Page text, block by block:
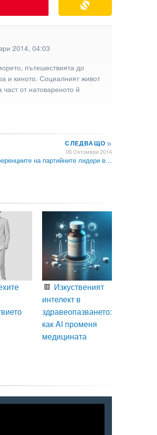
2014, 04:03
пътешествията до
и киното. Социалният живот
от натовареното й
СЛЕДВАЩО>>
06 Октомври 2014
на партийните лидери в…
Изкуственият
интелект в
здравеопазването:
как AI променя
медицината